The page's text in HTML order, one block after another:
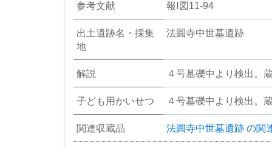
参考文献 報Ⅰ図11-94
出土遺跡名・採集
地
法圓寺中世墓遺跡
解説 ４号墓礫中より検出。
子ども用かいせつ ４号墓礫中より検出。
関連収蔵品 法圓寺中世墓遺跡 の関